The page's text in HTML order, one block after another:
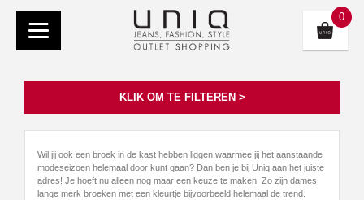
0
KLIK OM TE FILTEREN >
Wil jij ook een broek in de kast hebben liggen waarmee jij het aanstaande
modeseizoen helemaal door kunt gaan? Dan ben je bij Uniq aan het juiste
adres! Je hoeft nu alleen nog maar een keuze te maken. Zo zijn dames
lange merk broeken met een kleurtje bijvoorbeeld helemaal de trend.